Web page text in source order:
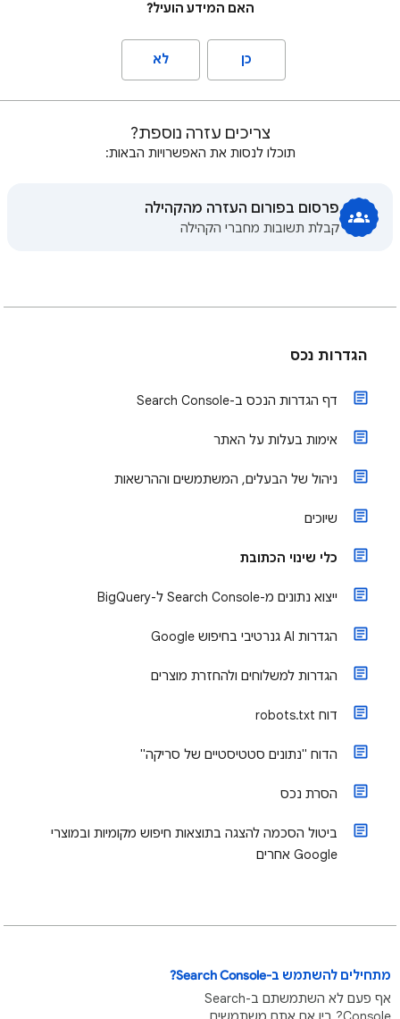
האם המידע הועיל?
כן לא
צריכים עזרה נוספת?
תוכלו לנסות את האפשרויות הבאות:
פרסום בפורום העזרה מהקהילה
קבלת תשובות מחברי הקהילה
הגדרות נכס
דף הגדרות הנכס ב-Search Console
אימות בעלות על האתר
ניהול של הבעלים, המשתמשים וההרשאות
שיוכים
כלי שינוי הכתובת
ייצוא נתונים מ-Search Console ל-BigQuery
הגדרות AI גנרטיבי בחיפוש Google
הגדרות למשלוחים ולהחזרת מוצרים
​דוח robots.txt
הדוח "נתונים סטטיסטיים של סריקה"
הסרת נכס
ביטול הסכמה להצגה בתוצאות חיפוש מקומיות ובמוצרי
Google אחרים
מתחילים להשתמש ב-Search Console?
אף פעם לא השתמשתם ב-Search